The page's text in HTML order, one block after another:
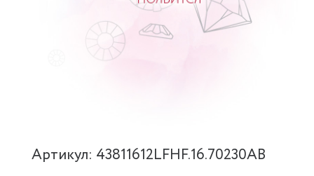
Артикул: 43811612LFHF.16.70230AB